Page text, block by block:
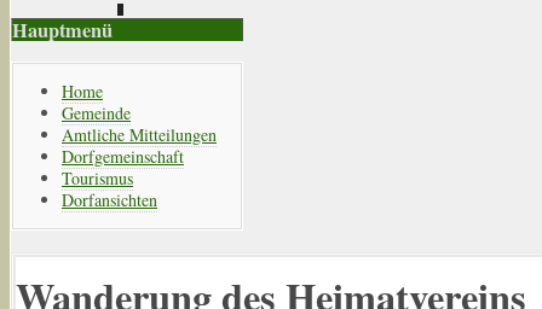
Hauptmenü
Home
Gemeinde
Amtliche Mitteilungen
Dorfgemeinschaft
Tourismus
Dorfansichten
Wanderung des Heimatvereins